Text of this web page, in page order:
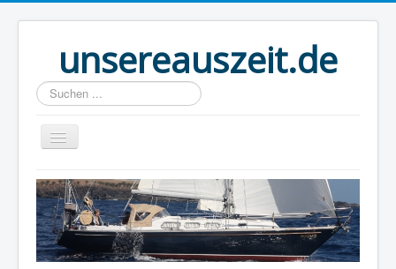
unsereauszeit.de
Suchen
...
Start
(B)logbuch
Welt Ahoi